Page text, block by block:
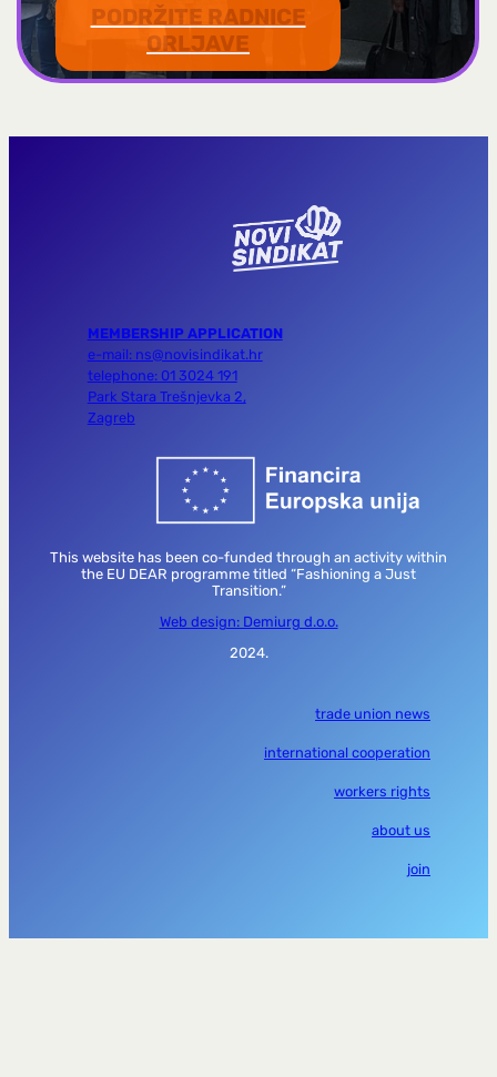
PODRŽITE RADNICE
ORLJAVE
MEMBERSHIP APPLICATION
e-mail: ns@novisindikat.hr
telephone: 01 3024 191
Park Stara Trešnjevka 2,
Zagreb
This website has been co-funded through an activity within
the EU DEAR programme titled “Fashioning a Just
Transition.”
Web design: Demiurg d.o.o.
2024.
trade union news
international cooperation
workers rights
about us
join